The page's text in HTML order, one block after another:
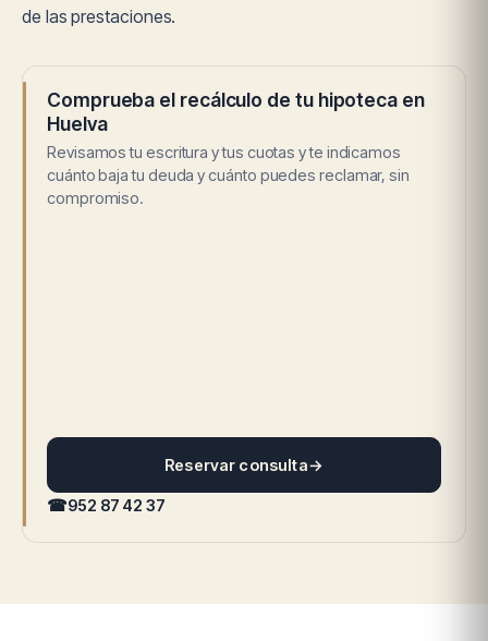
de las prestaciones.
Comprueba el recálculo de tu hipoteca en
Huelva
Revisamos tu escritura y tus cuotas y te indicamos
cuánto baja tu deuda y cuánto puedes reclamar, sin
compromiso.
Reservar consulta→
☎952 87 42 37